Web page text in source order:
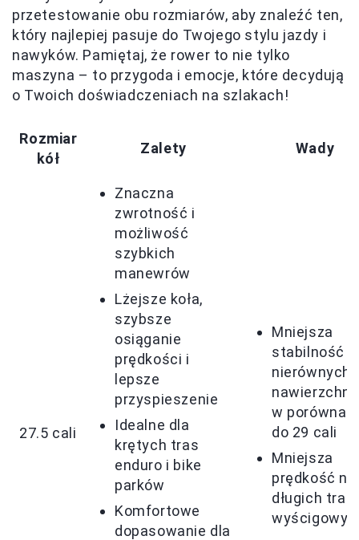
przetestowanie obu rozmiarów, aby znaleźć ten,
który najlepiej pasuje do Twojego stylu jazdy i
nawyków. Pamiętaj, że rower to nie tylko
maszyna – to przygoda i emocje, które decydują
o Twoich doświadczeniach na szlakach!
Rozmiar
kół
Zalety Wady
27.5 cali
Znaczna
zwrotność i
możliwość
szybkich
manewrów
Lżejsze koła,
szybsze
osiąganie
prędkości i
lepsze
przyspieszenie
Idealne dla
krętych tras
enduro i bike
parków
Komfortowe
dopasowanie dla
Mniejsza
stabilność
nierównych
w
do 29 cali
Mniejsza
prędkość na
długich